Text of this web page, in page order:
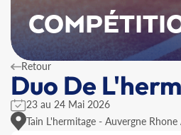
Retour
Duo De
23 au 24 Mai 2026
Tain L'hermitage - Auvergne Rhone